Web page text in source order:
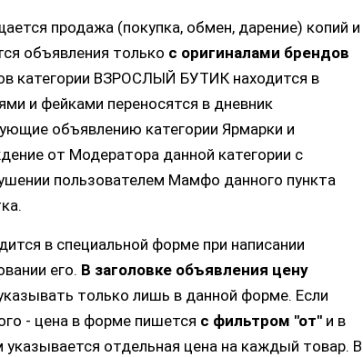
продажа (покупка, обмен, дарение) копий и
объявления только с оригиналами брендов
категории ВЗРОСЛЫЙ БУТИК находится в
и фейками переносятся в дневник
объявлению категории Ярмарки и
от Модератора данной категории с
пользователем Мамфо данного пункта
в специальной форме при написании
его. В заголовке объявления цену
только лишь в данной форме. Если
- цена в форме пишется с фильтром "от" и в
отдельная цена на каждый товар. В